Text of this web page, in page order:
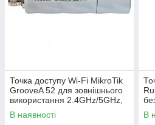
Точка доступу Wi-Fi MikroTik
GrooveA 52 для зовнішнього
використання 2.4GHz/5GHz,
RouterOS L4, для стабільного
підключення на
В наявності В